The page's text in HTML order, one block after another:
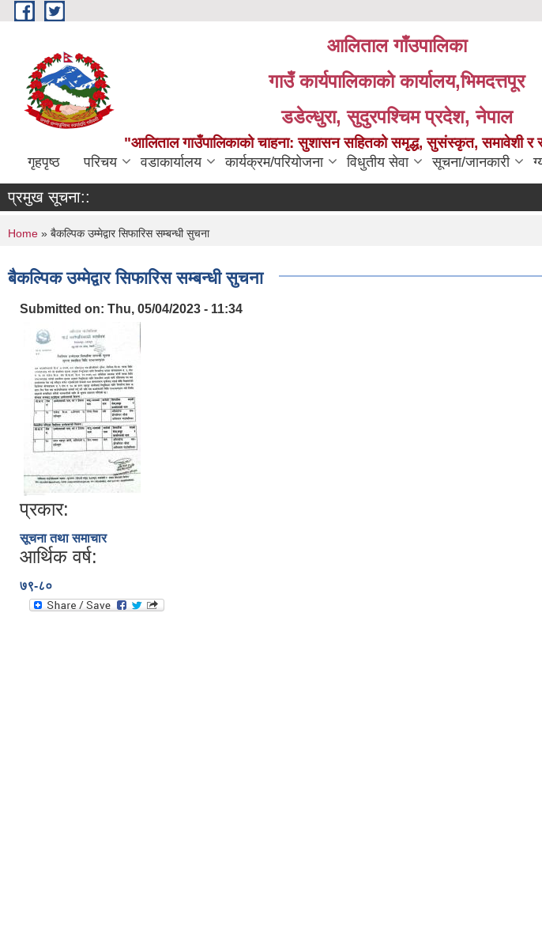
Skip to main content
आलिताल गाँउपालिका
गाउँ कार्यपालिकाको कार्यालय,भिमदत्तपूर
डडेल्धुरा, सुदुरपश्चिम प्रदेश, नेपाल
"आलिताल गाउँपालिकाको चाहना: सुशासन सहितको समृद्ध, सुसंस्कृत, समावेशी र
गृहपृष्ठ परिचय वडाकार्यालय कार्यक्रम/परियोजना विधुतीय सेवा सूचना/जानकारी
प्रमुख सूचना::
You are here
Home » बैकल्पिक उम्मेद्वार सिफारिस सम्बन्धी सुचना
बैकल्पिक उम्मेद्वार सिफारिस सम्बन्धी सुचना
Submitted on: Thu, 05/04/2023 - 11:34
प्रकार:
सूचना तथा समाचार
आर्थिक वर्ष:
७९-८०